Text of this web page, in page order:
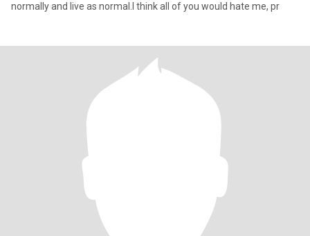
normally and live as normal.I think all of you would hate me, pr